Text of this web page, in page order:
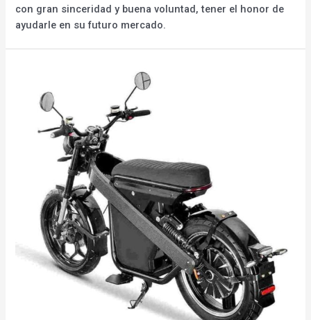
con gran sinceridad y buena voluntad, tener el honor de
ayudarle en su futuro mercado.